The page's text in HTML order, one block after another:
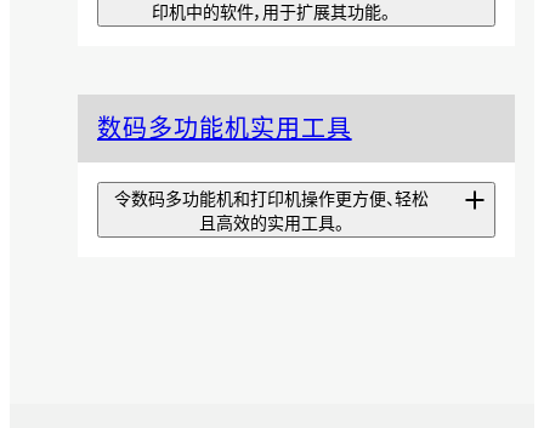
印机中的软件，用于扩展其功能。
扫描专递精简版
从可优化扫描效率的工具
EzeScan Pro中仅提取基本功
能，让安装和操作更简单的应用程
序。
数码多功能机实用工具
令数码多功能机和打印机操作更方便、轻松
且高效的实用工具。